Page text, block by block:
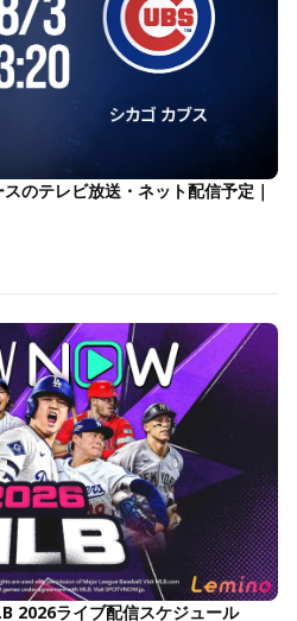
のテレビ放送・ネット配信予定｜
2026ライブ配信スケジュール